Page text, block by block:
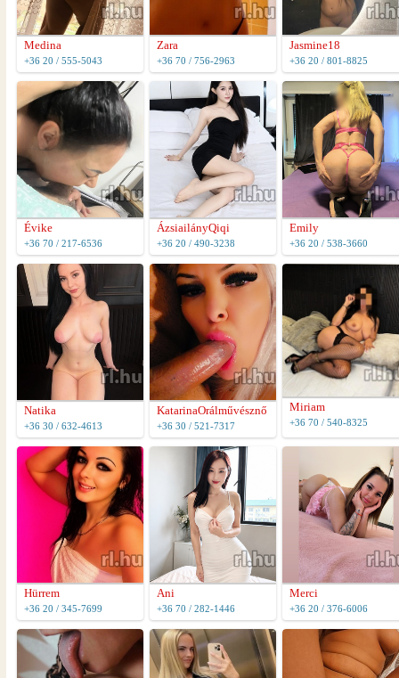
Medina
+36 20 / 555-5043
Zara
+36 70 / 756-2963
Jasmine18
+36 20 / 801-8825
Évike
+36 70 / 217-6536
ÁzsiailányQiqi
+36 20 / 490-3238
Emily
+36 20 / 538-3660
Natika
+36 30 / 632-4613
KatarinaOrálművésznő
+36 30 / 521-7317
Miriam
+36 70 / 540-8325
Hürrem
+36 20 / 345-7699
Ani
+36 70 / 282-1446
Merci
+36 20 / 376-6006